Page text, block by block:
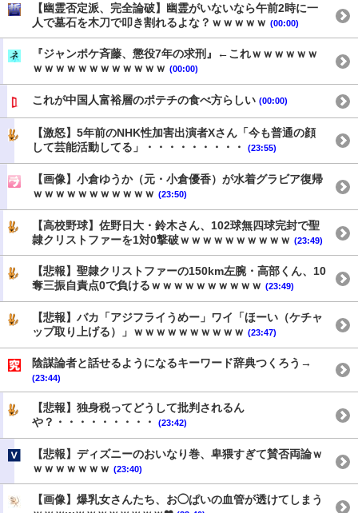
【幽霊否定派、完全論破】幽霊がいないなら午前2時に一
人で墓石を木刀で叩き割れるよな？ｗｗｗｗｗ (00:00)
『ジャンポケ斉藤、懲役7年の求刑』←これｗｗｗｗｗｗ
ｗｗｗｗｗｗｗｗｗｗｗｗ (00:00)
これが中国人富裕層のポテチの食べ方らしい (00:00)
【激怒】5年前のNHK性加害出演者Xさん「今も普通の顔
して芸能活動してる」・・・・・・・・・
(23:55)
【画像】小倉ゆうか（元・小倉優香）が水着グラビア復帰
ｗｗｗｗｗｗｗｗｗｗｗ (23:50)
【高校野球】佐野日大・鈴木さん、102球無四球完封で聖
隷クリストファーを1対0撃破ｗｗｗｗｗｗｗｗｗｗ (23:49)
【悲報】聖隷クリストファーの150km左腕・高部くん、10
奪三振自責点0で負けるｗｗｗｗｗｗｗｗｗｗ (23:49)
【悲報】バカ「アジフライうめー」ワイ「ほーい（ケチャ
ップ取り上げる）」ｗｗｗｗｗｗｗｗｗｗ (23:47)
陰謀論者と話せるようになるキーワード辞典つくろう→
(23:44)
【悲報】独身税ってどうして批判されるん
や？・・・・・・・・・
(23:42)
【悲報】ディズニーのおいなり巻、卑猥すぎて賛否両論ｗ
ｗｗｗｗｗｗｗ (23:40)
【画像】爆乳女さんたち、お◯ぱいの血管が透けてしまう